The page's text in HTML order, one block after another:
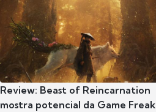
Review: Beast of Reincarnation
mostra potencial da Game Freak